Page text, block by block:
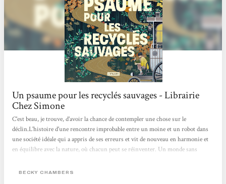
Un psaume pour les recyclés sauvages - Librairie
Chez Simone
C'est beau, je trouve, d'avoir la chance de contempler une chose sur le
déclin.L'histoire d'une rencontre improbable entre un moine et un robot dans
une société idéale qui a appris de ses erreurs et vit de nouveau en harmonie et
en équilibre avec la nature, où chacun peut se réinventer. Un monde sans
beau ! Je recommande :) Charlotte Muxu !!
BECKY CHAMBERS